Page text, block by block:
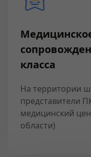
класса
На территории
представители
медицинский
области)